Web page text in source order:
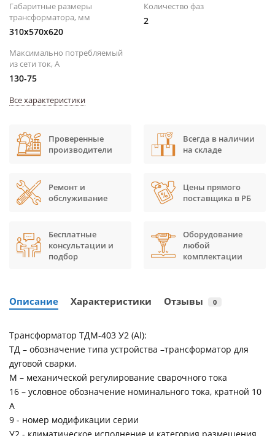
Габаритные размеры
трансформатора, мм
310x570x620
Количество фаз
2
Максимально потребляемый
из сети ток, А
130-75
Все характеристики
Проверенные
производители
Всегда в наличии
на складе
Ремонт и
обслуживание
Цены прямого
поставщика в РБ
Бесплатные
консультации и
подбор
Оборудование
любой
комплектации
Описание Характеристики Отзывы 0
Трансформатор ТДМ-403 У2 (Al):
ТД – обозначение типа устройства –трансформатор для
дуговой сварки.
М – механической регулирование сварочного тока
16 – условное обозначение номинального тока, кратной 10
А
9 - номер модификации серии